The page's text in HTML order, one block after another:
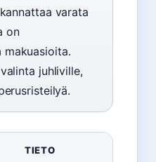
varata
on
makuasioita.
juhliville,
TIETO